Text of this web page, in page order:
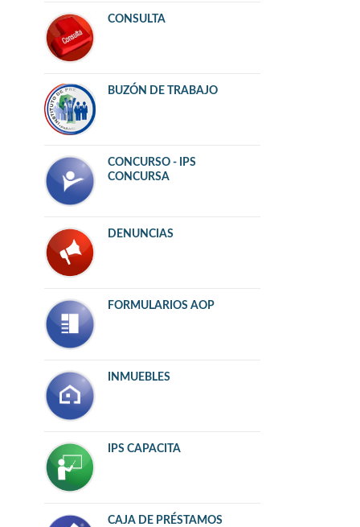
CONSULTA
BUZÓN DE TRABAJO
CONCURSO - IPS
CONCURSA
DENUNCIAS
FORMULARIOS AOP
INMUEBLES
IPS CAPACITA
CAJA DE PRÉSTAMOS